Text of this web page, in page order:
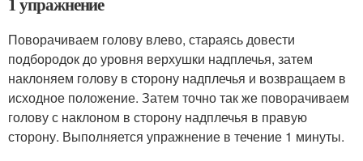
Поворачиваем голову влево, стараясь довести
подбородок до уровня верхушки надплечья, затем
наклоняем голову в сторону надплечья и возвращаем в
исходное положение. Затем точно так же поворачиваем
голову с наклоном в сторону надплечья в правую
сторону. Выполняется упражнение в течение 1 минуты.